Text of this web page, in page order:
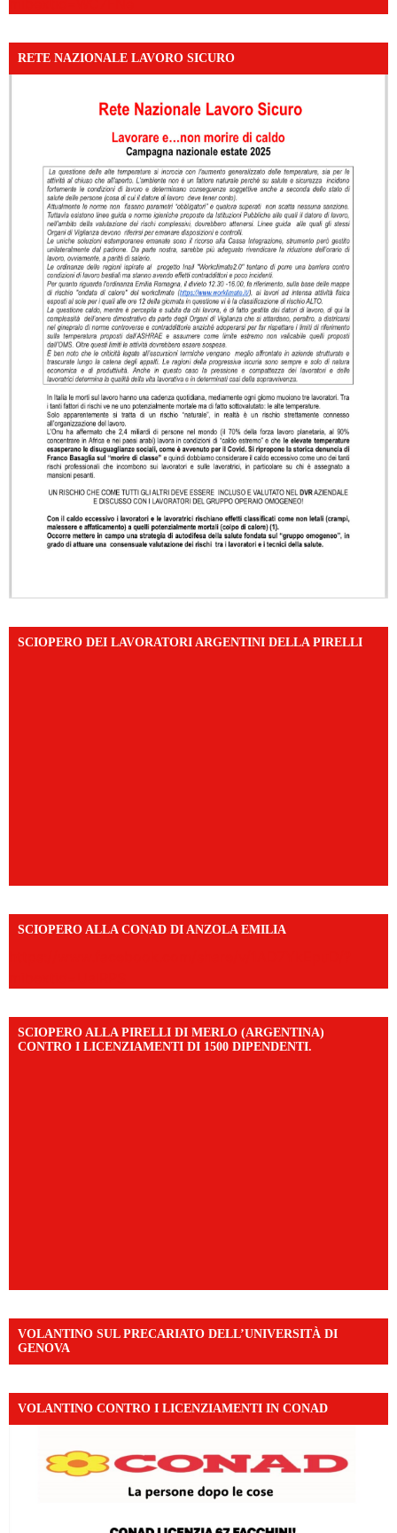
RETE NAZIONALE LAVORO SICURO
SCIOPERO DEI LAVORATORI ARGENTINI DELLA PIRELLI
SCIOPERO ALLA CONAD DI ANZOLA EMILIA
SCIOPERO ALLA PIRELLI DI MERLO (ARGENTINA)
CONTRO I LICENZIAMENTI DI 1500 DIPENDENTI.
VOLANTINO SUL PRECARIATO DELL’UNIVERSITÀ DI
GENOVA
VOLANTINO CONTRO I LICENZIAMENTI IN CONAD